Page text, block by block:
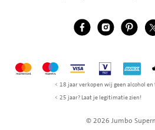
Volg ons
Jumbo Facebook
JumboJumbo
MastercardMaestroVisa Vpay
< 18 jaar verkopen wij geen alcohol en
< 25 jaar? Laat je legitimatie zien!
© 2026 Jumbo